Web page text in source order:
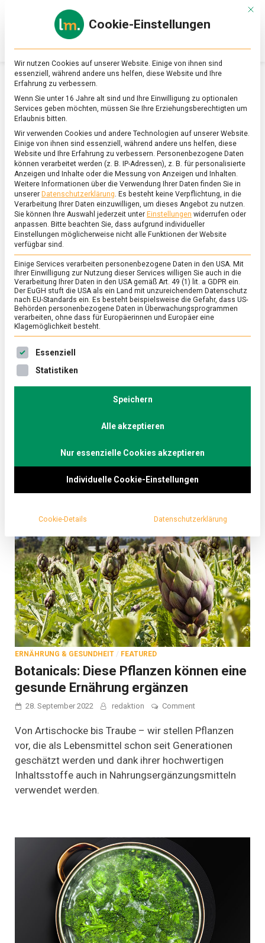
Online-
Magazin
zu
&
Ernährung
SCHLAGWORT:NAHRUNGSERGÄNZUNG
ERNÄHRUNG & GESUNDHEIT /FEATURED/WIRTSCHAFT
Im Labor der Natur
23. August 2024 Johannes
Im
Pflanzenstoffe, sogenannte Botanicals, in
Nahrungsergänzungsmitteln können positive Effekte
kommen von Artischocken bis Zitronenverbene die
besuchte den Pflanzenextrakt-Hersteller Finzelberg
ERNÄHRUNG & GESUNDHEIT / FEATURED
Botanicals: Diese Pflanzen können eine
gesunde Ernährung ergänzen
28. September 2022 redaktion Commenton
Diese
Pflanzen
können
eine
Ernährung
Von Artischocke bis Traube – wir stellen Pflanzen
vor, die als Lebensmittel schon seit Generationen
geschätzt werden und dank ihrer hochwertigen
Inhaltsstoffe auch in Nahrungsergänzungsmitteln
verwendet werden.
Mit
Cookie-Einstellungen
Wir nutzen Cookies auf unserer Website. Einige von ihnen sind
essenziell, während andere uns helfen, diese Website und Ihre
Erfahrung zu verbessern.
Wenn Sie unter 16 Jahre alt sind und Ihre Einwilligung zu optionalen
Services geben möchten, müssen Sie Ihre Erziehungsberechtigten um
Erlaubnis bitten.
Wir verwenden Cookies und andere Technologien auf unserer Website.
Einige von ihnen sind essenziell, während andere uns helfen, diese
Website und Ihre Erfahrung zu verbessern. Personenbezogene Daten
können verarbeitet werden (z. B. IP-Adressen), z. B. für personalisierte
Anzeigen und Inhalte oder die Messung von Anzeigen und Inhalten.
Weitere Informationen über die Verwendung Ihrer Daten finden Sie in
unserer Datenschutzerklärung. Es besteht keine Verpflichtung, in die
Verarbeitung Ihrer Daten einzuwilligen, um dieses Angebot zu nutzen.
Sie können Ihre Auswahl jederzeit unter Einstellungen widerrufen oder
anpassen. Bitte beachten Sie, dass aufgrund individueller
Einstellungen möglicherweise nicht alle Funktionen der Website
verfügbar sind.
Einige Services verarbeiten personenbezogene Daten in den USA. Mit
Ihrer Einwilligung zur Nutzung dieser Services willigen Sie auch in die
Verarbeitung Ihrer Daten in den USA gemäß Art. 49 (1) lit. a GDPR ein.
Der EuGH stuft die USA als ein Land mit unzureichendem Datenschutz
nach EU-Standards ein. Es besteht beispielsweise die Gefahr, dass US-
Behörden personenbezogene Daten in Überwachungsprogrammen
verarbeiten, ohne dass für Europäerinnen und Europäer eine
Klagemöglichkeit besteht.
Es folgt eine Liste der Service-Gruppen, für die eine
Essenziell
Statistiken
Speichern
Alle akzeptieren
Nur essenzielle Cookies akzeptieren
Individuelle Cookie-Einstellungen
Cookie-Details Datenschutzerklärung